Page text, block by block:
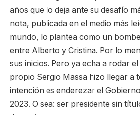
años que lo deja ante su desafío
nota, publicada en el medio más
mundo, lo plantea como un
entre Alberto y Cristina. Por lo
sus inicios. Pero ya echa a rodar
propio Sergio Massa hizo llegar a
intención es enderezar el
2023. O sea: ser presidente sin